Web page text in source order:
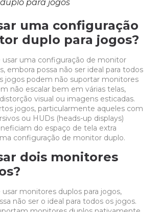
para jogos
uma configuração
duplo para jogos?
usar uma configuração de monitor
embora possa não ser ideal para todos
jogos podem não suportar monitores
não escalar bem em várias telas,
visual ou imagens esticadas.
jogos, particularmente aqueles com
ou HUDs (heads-up displays)
do espaço de tela extra
configuração de monitor duplo.
dois monitores
monitores duplos para jogos,
não ser o ideal para todos os jogos.